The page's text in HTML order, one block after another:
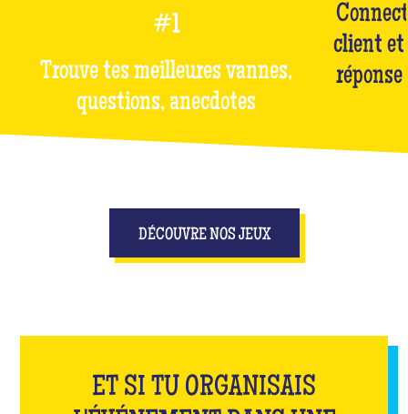
#1
Trouve tes meilleures vannes,
questions, anecdotes
client et
DÉCOUVRE NOS JEUX
ET SI TU ORGANISAIS